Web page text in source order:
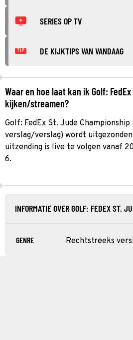
SERIES OP TV
TIP DE KIJKTIPS VAN VANDAAG
Waar en hoe laat kan ik Golf:
kijken/streamen?
Golf: FedEx St. Jude
verslag/verslag) wordt
uitzending is live te volgen vanaf
6.
INFORMATIE OVER GOLF: FEDEX ST.
GENRE Rechtstreeks